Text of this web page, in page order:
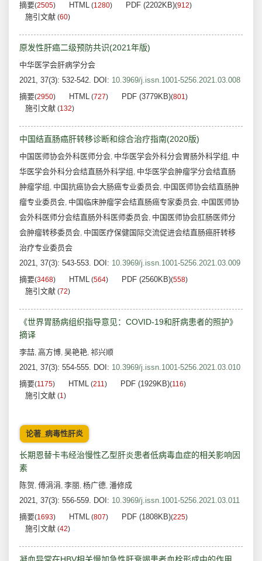
摘要(2505) HTML (1280) PDF (2202KB)(912)
施引文献 (60)
原发性肝癌二级预防共识(2021年版)
中华医学会肝病学分会
2021, 37(3): 532-542. DOI: 10.3969/j.issn.1001-5256.2021.03.008
摘要(2950) HTML (727) PDF (3779KB)(801)
施引文献 (132)
中国结直肠癌肝转移诊断和综合治疗指南(2020版)
中国医师协会外科医师分会, 中华医学会外科分会胃肠外科学组 , 中
华医学会外科分会结直肠外科学组 , 中华医学会肿瘤学分会结直肠
肿瘤学组 , 中国抗癌协会大肠癌专业委员会, 中国医师协会结直肠肿
瘤专业委员会, 中国临床肿瘤学会结直肠癌专家委员会, 中国医师协
会外科医师分会结直肠外科医师委员会, 中国医师协会肛肠医师分
会肿瘤转移委员会, 中国医疗保健国际交流促进会结直肠癌肝转移
治疗专业委员会
2021, 37(3): 543-553. DOI: 10.3969/j.issn.1001-5256.2021.03.009
摘要(3468) HTML (564) PDF (2560KB)(558)
施引文献 (72)
《世界胃肠病组织指导意见：COVID-19和肝病患者的照护》
摘译
李喆, 高方博, 吴艳艳, 祁兴顺
2021, 37(3): 554-555. DOI: 10.3969/j.issn.1001-5256.2021.03.010
摘要(1175) HTML (211) PDF (1929KB)(116)
施引文献 (1)
论著_病毒性肝炎
长期恩替卡韦经治慢性乙型肝炎患者低病毒血症的相关影响因
素
陈贺, 傅涓涓, 李丽, 杨广德, 潘修成
2021, 37(3): 556-559. DOI: 10.3969/j.issn.1001-5256.2021.03.011
摘要(1693) HTML (807) PDF (1808KB)(225)
施引文献 (42)